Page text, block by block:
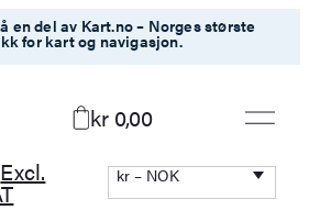
en del av Kart.no – Norges største
for kart og navigasjon.
kr 0,00
Excl. kr – NOK